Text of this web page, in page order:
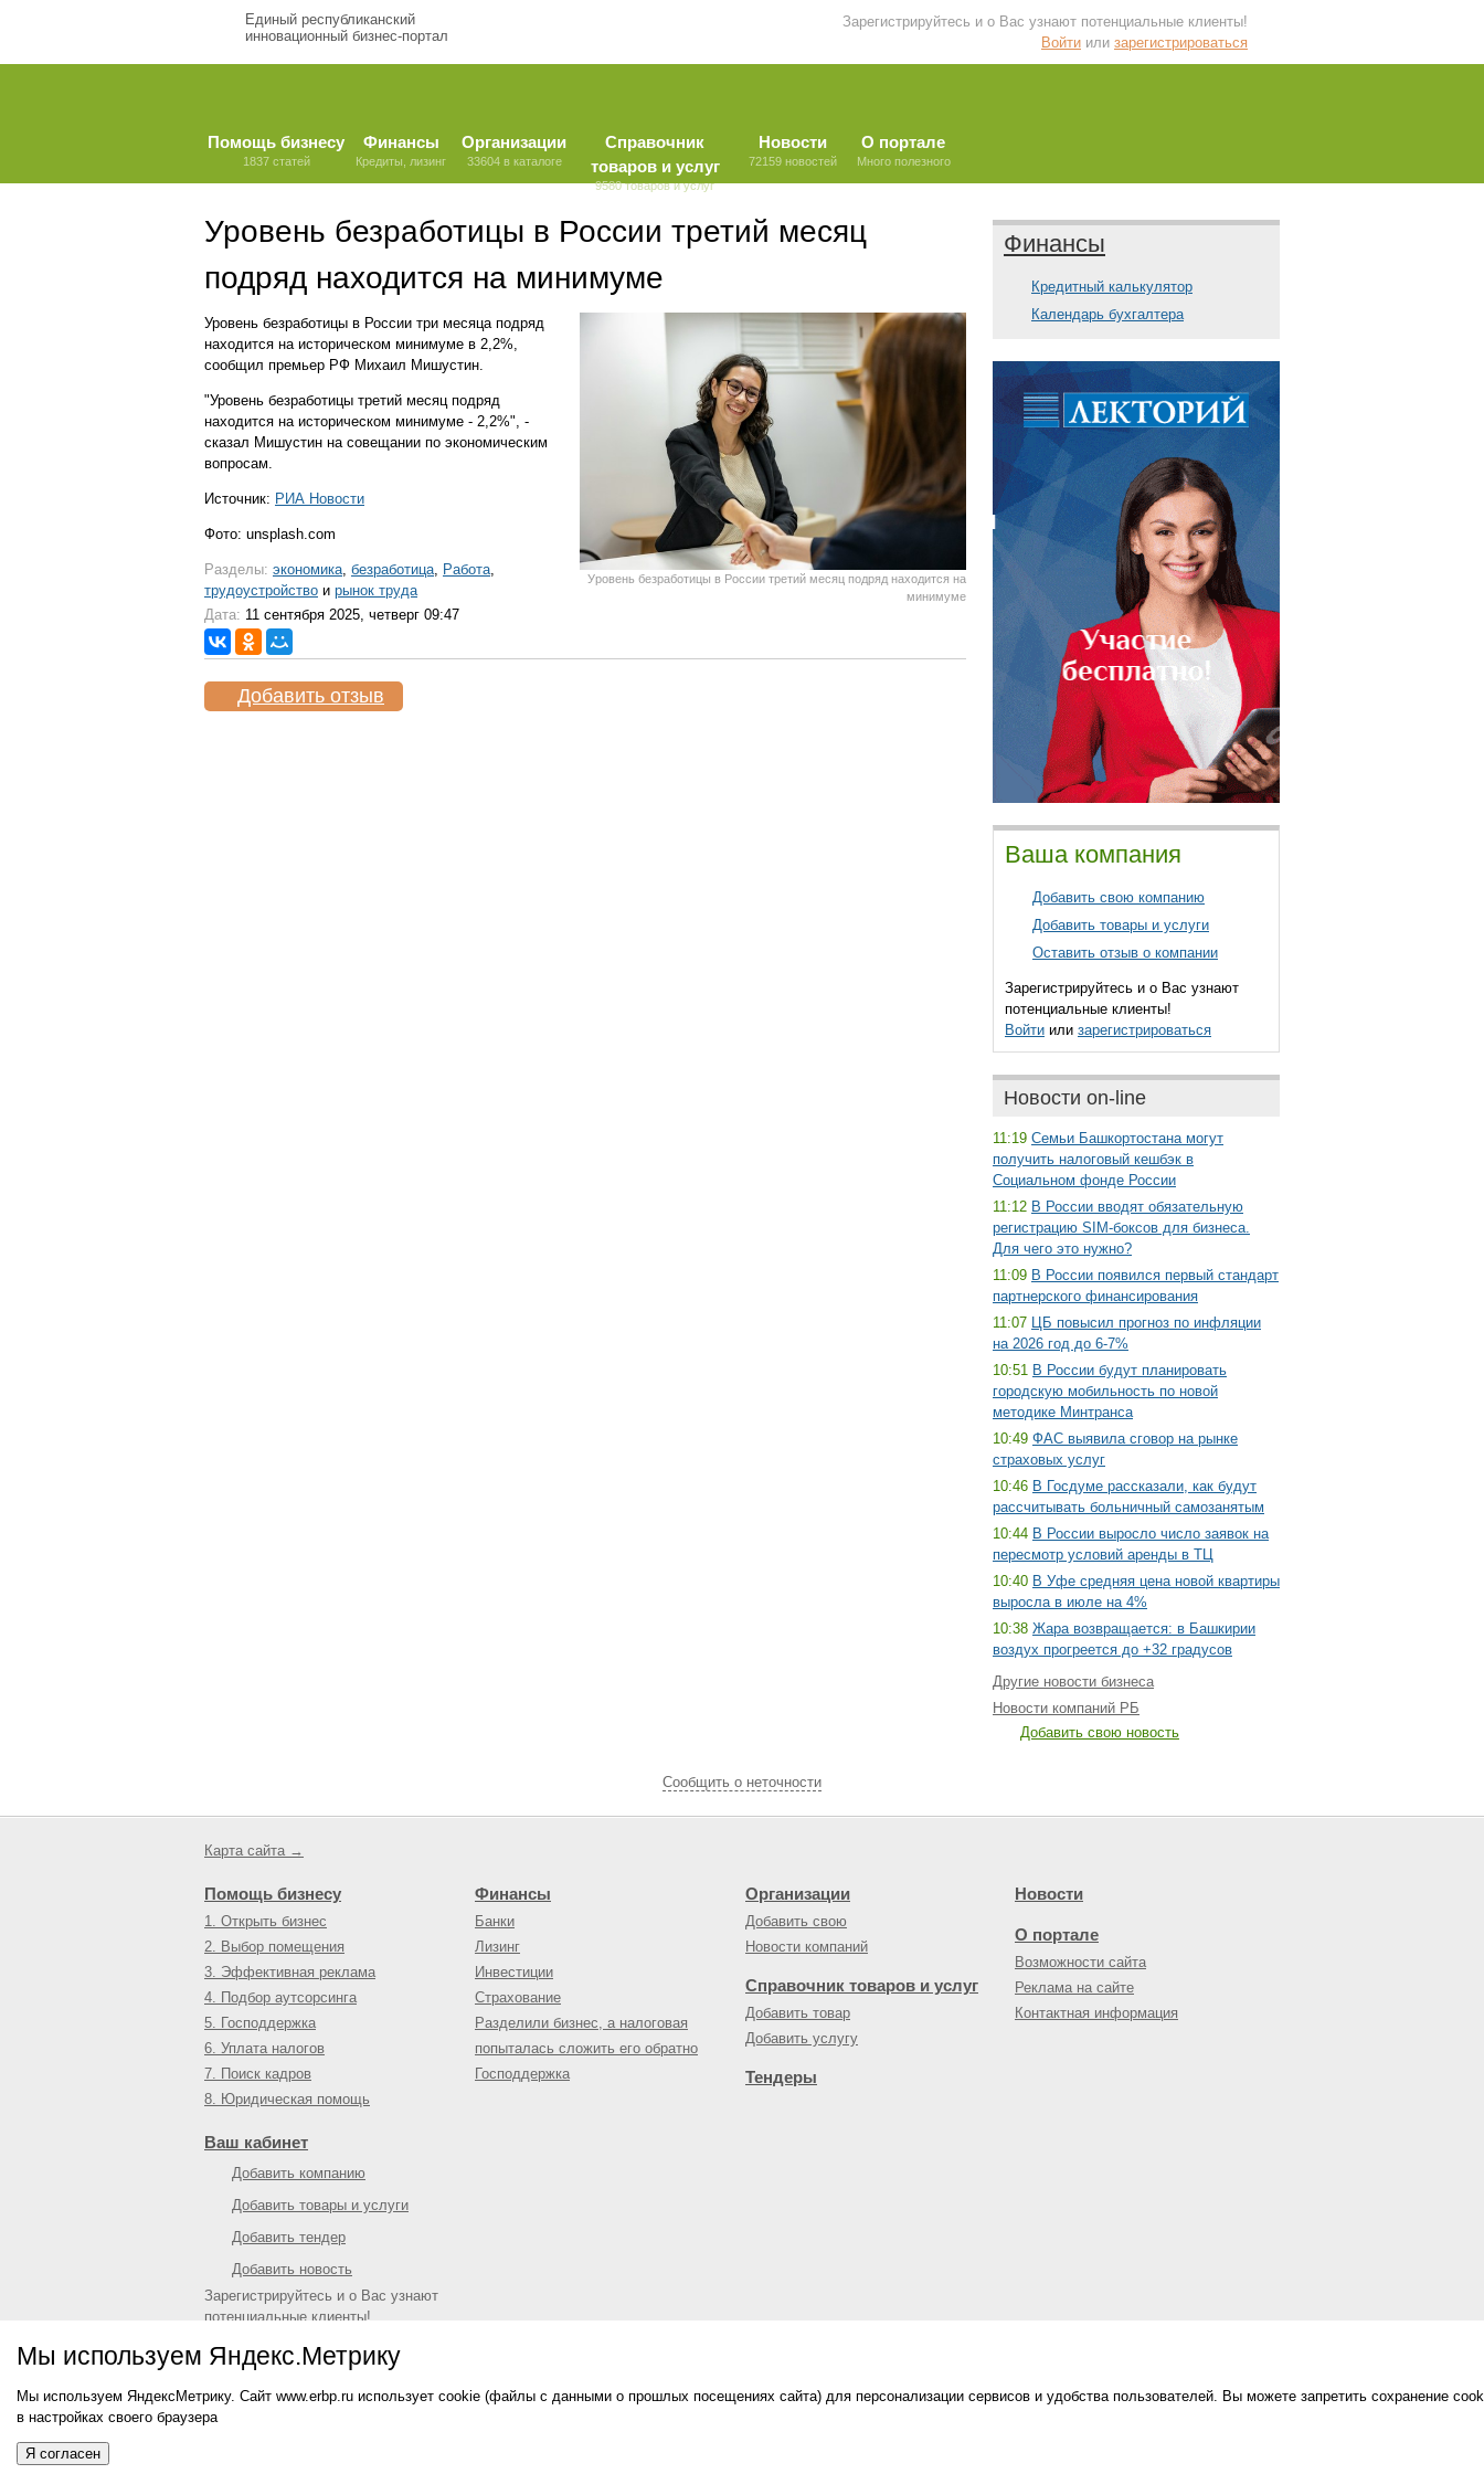
Единый республиканский
инновационный бизнес-портал
Зарегистрируйтесь и о Вас узнают потенциальные клиенты!
Войти или зарегистрироваться
Помощь бизнесу
1837 статей
Финансы
Кредиты, лизинг
Организации
33604 в каталоге
Справочник
товаров и услуг
9580 товаров и услуг
Новости
72159 новостей
О портале
Много полезного
Уровень безработицы в России третий месяц
подряд находится на минимуме
Уровень безработицы в России третий месяц подряд находится на
минимуме
Уровень безработицы в России три месяца подряд
находится на историческом минимуме в 2,2%,
сообщил премьер РФ Михаил Мишустин.
"Уровень безработицы третий месяц подряд
находится на историческом минимуме - 2,2%", -
сказал Мишустин на совещании по экономическим
вопросам.
Источник: РИА Новости
Фото: unsplash.com
Разделы: экономика, безработица, Работа,
трудоустройство и рынок труда
Дата: 11 сентября 2025, четверг 09:47
Добавить отзыв
Финансы
Кредитный калькулятор
Календарь бухгалтера
Ваша компания
Добавить свою компанию
Добавить товары и услуги
Оставить отзыв о компании
Зарегистрируйтесь и о Вас узнают
потенциальные клиенты!
Войти или зарегистрироваться
Мы используем Яндекс.Метрику
Мы используем ЯндексМетрику. Сайт www.erbp.ru использует cookie (файлы с данными о прошлых посещениях сайта) для персонализации сервисов и удобства пользователей. Вы можете запретить сохранение
в настройках своего браузера
Я согласен
Новости on-line
11:19 Семьи Башкортостана могут
получить налоговый кешбэк в
Социальном фонде России
11:12 В России вводят обязательную
регистрацию SIM-боксов для бизнеса.
Для чего это нужно?
11:09 В России появился первый стандарт
партнерского финансирования
11:07 ЦБ повысил прогноз по инфляции
на 2026 год до 6-7%
10:51 В России будут планировать
городскую мобильность по новой
методике Минтранса
10:49 ФАС выявила сговор на рынке
страховых услуг
10:46 В Госдуме рассказали, как будут
рассчитывать больничный самозанятым
10:44 В России выросло число заявок на
пересмотр условий аренды в ТЦ
10:40 В Уфе средняя цена новой квартиры
выросла в июле на 4%
10:38 Жара возвращается: в Башкирии
воздух прогреется до +32 градусов
Другие новости бизнеса
Новости компаний РБ
Добавить свою новость
Cообщить о неточности
Карта сайта →
Помощь бизнесу
1. Открыть бизнес
2. Выбор помещения
3. Эффективная реклама
4. Подбор аутсорсинга
5. Господдержка
6. Уплата налогов
7. Поиск кадров
8. Юридическая помощь
Финансы
Банки
Лизинг
Инвестиции
Страхование
Разделили бизнес, а налоговая
попыталась сложить его обратно
Господдержка
Организации
Добавить свою
Новости компаний
Справочник товаров и услуг
Добавить товар
Добавить услугу
Тендеры
Новости
О портале
Возможности сайта
Реклама на сайте
Контактная информация
Ваш кабинет
Добавить компанию
Добавить товары и услуги
Добавить тендер
Добавить новость
Зарегистрируйтесь и о Вас узнают
потенциальные клиенты!
© 2009—2026Единый республиканский бизнес-портал
О портале